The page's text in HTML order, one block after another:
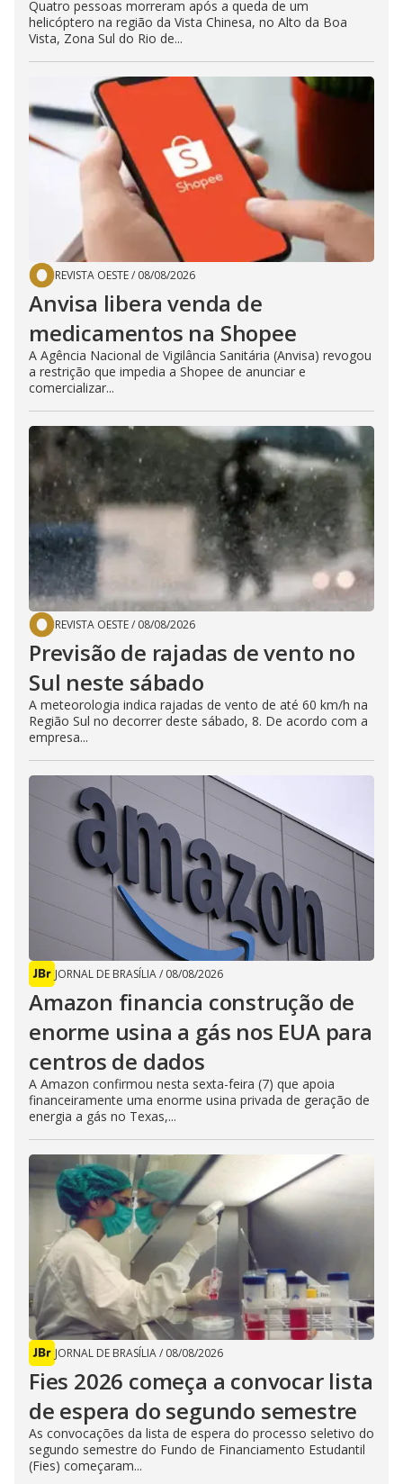
Quatro pessoas morreram após a queda de um
helicóptero na região da Vista Chinesa, no Alto da Boa
Vista, Zona Sul do Rio de...
REVISTA OESTE/ 08/08/2026
Anvisa libera venda de
medicamentos na Shopee
A Agência Nacional de Vigilância Sanitária (Anvisa) revogou
a restrição que impedia a Shopee de anunciar e
comercializar...
REVISTA OESTE/ 08/08/2026
Previsão de rajadas de vento no
Sul neste sábado
A meteorologia indica rajadas de vento de até 60 km/h na
Região Sul no decorrer deste sábado, 8. De acordo com a
empresa...
JORNAL DE BRASÍLIA/ 08/08/2026
Amazon financia construção de
enorme usina a gás nos EUA para
centros de dados
A Amazon confirmou nesta sexta-feira (7) que apoia
financeiramente uma enorme usina privada de geração de
energia a gás no Texas,...
JORNAL DE BRASÍLIA/ 08/08/2026
Fies 2026 começa a convocar lista
de espera do segundo semestre
As convocações da lista de espera do processo seletivo do
segundo semestre do Fundo de Financiamento Estudantil
(Fies) começaram...